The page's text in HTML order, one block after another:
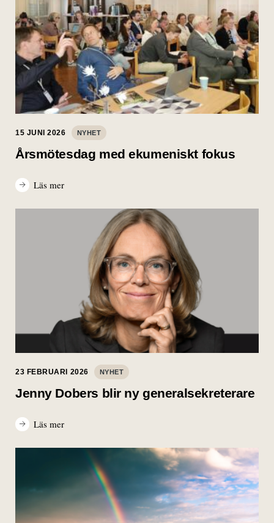
15 JUNI 2026 NYHET
Årsmötesdag med ekumeniskt fokus
Läs mer
23 FEBRUARI 2026 NYHET
Jenny Dobers blir ny generalsekreterare
Läs mer